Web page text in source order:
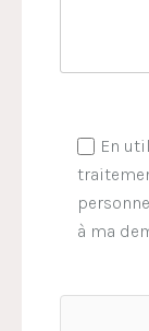
En
à ma